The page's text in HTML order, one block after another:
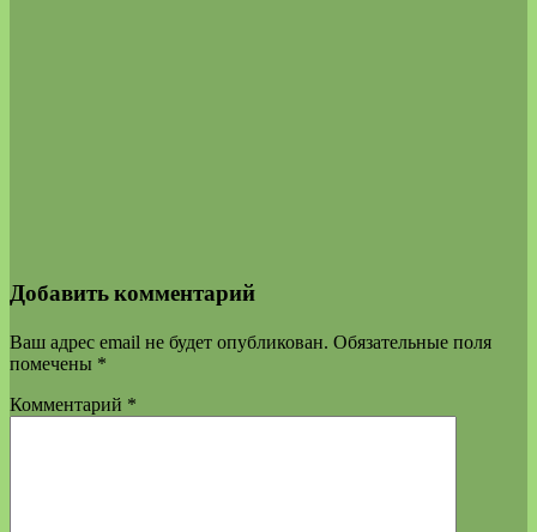
Добавить комментарий
Ваш адрес email не будет опубликован. Обязательные поля
помечены *
Комментарий *